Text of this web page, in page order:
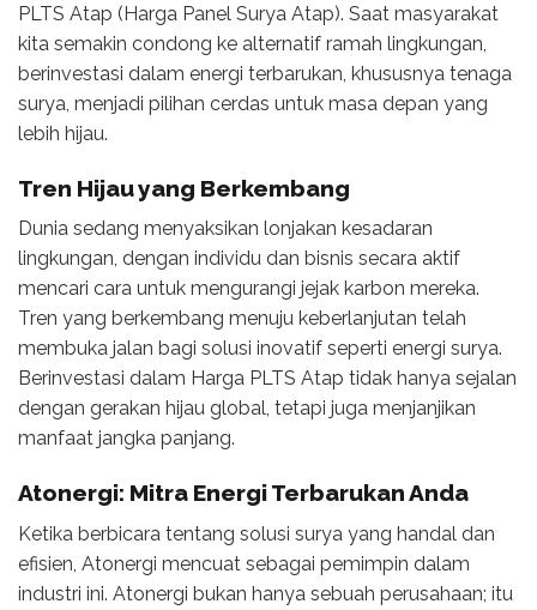
PLTS Atap (Harga Panel Surya Atap). Saat masyarakat
kita semakin condong ke alternatif ramah lingkungan,
berinvestasi dalam energi terbarukan, khususnya tenaga
surya, menjadi pilihan cerdas untuk masa depan yang
lebih hijau.
Tren Hijau yang Berkembang
Dunia sedang menyaksikan lonjakan kesadaran
lingkungan, dengan individu dan bisnis secara aktif
mencari cara untuk mengurangi jejak karbon mereka.
Tren yang berkembang menuju keberlanjutan telah
membuka jalan bagi solusi inovatif seperti energi surya.
Berinvestasi dalam Harga PLTS Atap tidak hanya sejalan
dengan gerakan hijau global, tetapi juga menjanjikan
manfaat jangka panjang.
Atonergi: Mitra Energi Terbarukan Anda
Ketika berbicara tentang solusi surya yang handal dan
efisien, Atonergi mencuat sebagai pemimpin dalam
industri ini. Atonergi bukan hanya sebuah perusahaan; itu